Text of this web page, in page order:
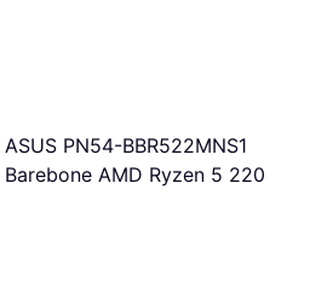
ASUS PN54-BBR522MNS1
Barebone AMD Ryzen 5 220